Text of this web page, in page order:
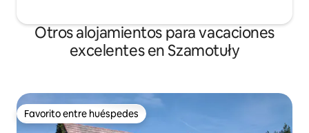
Otros alojamientos para vacaciones
excelentes en Szamotuły
Favorito entre huéspedes
Favorito entre huéspedes